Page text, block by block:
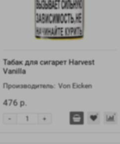
Табак для сигарет Harvest
Vanilla
Производитель: Von Eicken
476 р.
+
-